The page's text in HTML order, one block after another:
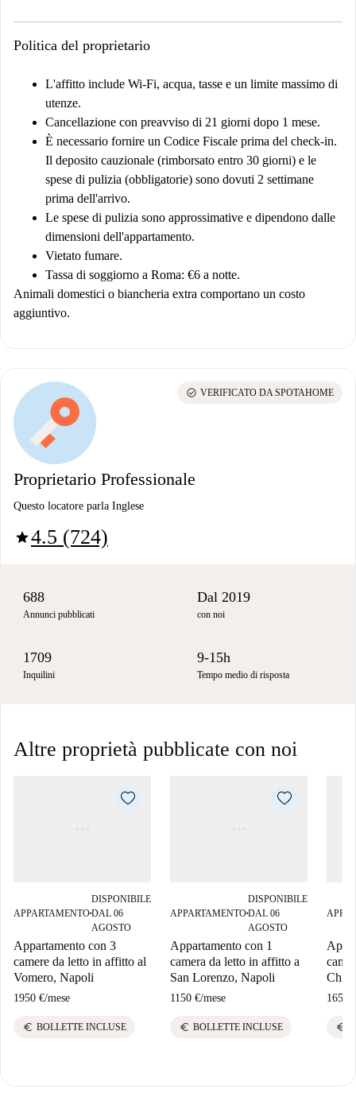
Politica del proprietario
L'affitto include Wi-Fi, acqua, tasse e un limite massimo di
utenze.
Cancellazione con preavviso di 21 giorni dopo 1 mese.
È necessario fornire un Codice Fiscale prima del check-in.
Il deposito cauzionale (rimborsato entro 30 giorni) e le
spese di pulizia (obbligatorie) sono dovuti 2 settimane
prima dell'arrivo.
Le spese di pulizia sono approssimative e dipendono dalle
dimensioni dell'appartamento.
Vietato fumare.
Tassa di soggiorno a Roma: €6 a notte.
Animali domestici o biancheria extra comportano un costo
aggiuntivo.
Proprietario Professionale
Questo locatore parla Inglese
star4.5 (724)
check_circle VERIFICATO DA SPOTAHOME
688
Annunci pubblicati
Dal 2019
con noi
1709
Inquilini
9-15h
Tempo medio di risposta
Altre proprietà pubblicate con noi
APPARTAMENTO■
DISPONIBILE
DAL 06
AGOSTO
Appartamento con 3
camere da letto in affitto al
Vomero, Napoli
1950 €/mese
euro BOLLETTE INCLUSE
APPARTAMENTO■
DISPONIBILE
DAL 06
AGOSTO
Appartamento con 1
camera da letto in affitto a
San Lorenzo, Napoli
1150 €/mese
euro BOLLETTE INCLUSE
1650
euro